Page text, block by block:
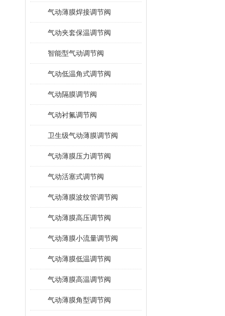
气动薄膜焊接调节阀
气动夹套保温调节阀
智能型气动调节阀
气动低温角式调节阀
气动隔膜调节阀
气动衬氟调节阀
卫生级气动薄膜调节阀
气动薄膜压力调节阀
气动活塞式调节阀
气动薄膜波纹管调节阀
气动薄膜高压调节阀
气动薄膜小流量调节阀
气动薄膜低温调节阀
气动薄膜高温调节阀
气动薄膜角型调节阀